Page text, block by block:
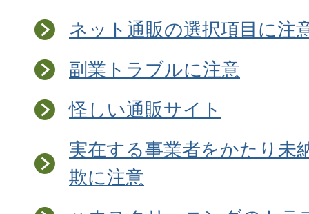
ネット通販の選択項目に注
副業トラブルに注意
怪しい通販サイト
実在する事業者をかたり未
欺に注意